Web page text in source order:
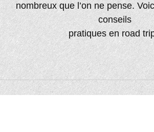
nombreux que l’on ne pense.
conseils
pratiques en road